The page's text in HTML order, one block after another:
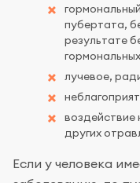
пубертата,
результате
лучевое,
воздействие
других
Если у человека